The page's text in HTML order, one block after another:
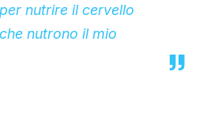
nutrire il cervello
nutrono il mio